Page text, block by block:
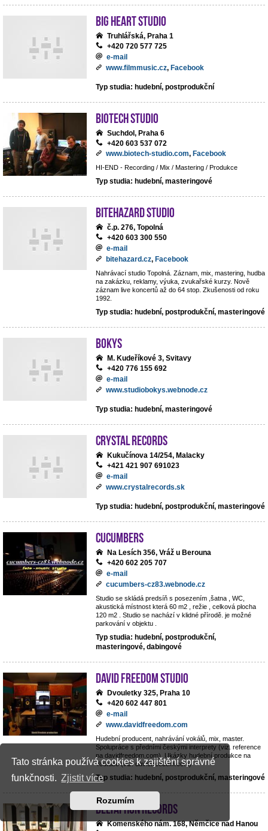
Tato stránka používá cookies k zajištění správné
funkčnosti. Zjistit více
Rozumím
Big Heart Studio
Truhlářská, Praha 1
+420 720 577 725
e-mail
www.filmmusic.cz, Facebook
Typ studia: hudební, postprodukční
BIOTECH STUDIO
Suchdol, Praha 6
+420 603 537 072
www.biotech-studio.com, Facebook
HI-END - Recording / Mix / Mastering / Produkce
Typ studia: hudební, masteringové
BiteHazard Studio
č.p. 276, Topolná
+420 603 300 550
e-mail
bitehazard.cz, Facebook
Nahrávací studio Topolná. Záznam, mix, mastering, hudba
na zakázku, reklamy, výuka, zvukařské kurzy. Nově
záznam live koncertů až do 64 stop. Zkušenosti od roku
1992.
Typ studia: hudební, postprodukční, masteringové
BoKys
M. Kudeříkové 3, Svitavy
+420 776 155 692
e-mail
www.studiobokys.webnode.cz
Typ studia: hudební, masteringové
Crystal Records
Kukučínova 14/254, Malacky
+421 421 907 691023
e-mail
www.crystalrecords.sk
Typ studia: hudební, postprodukční, masteringové
cucumbers
Na Lesích 356, Vráž u Berouna
+420 602 205 707
e-mail
cucumbers-cz83.webnode.cz
Studio se skládá predsíň s posezením ,šatna , WC,
akustická místnost která 60 m2 , režie , celková plocha
120 m2 . Studio se nachází v klidné přírodě. je možné
parkování v objektu .
Typ studia: hudební, postprodukční,
masteringové, dabingové
David Freedom studio
Dvouletky 325, Praha 10
+420 602 447 801
e-mail
www.davidfreedom.com
Hudební producent, nahrávání vokálů, mix, master.
Spolupráce s předními českými interprety (viz. reference
na davidfreedom.com). Ukázky hudební produkce na
Youtube (viz. davidfreedom.com)
Typ studia: hudební, postprodukční, masteringové
Deltaphon records
Komenského nám. 168, Němčice nad Hanou